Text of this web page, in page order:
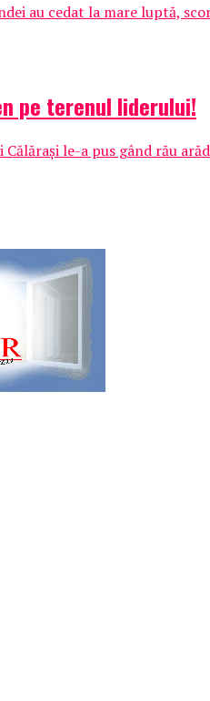
au cedat la mare luptă,
pe terenul liderului!
le-a pus gând rău